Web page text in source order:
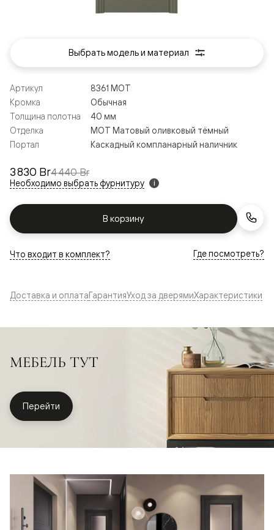
3 830 Br4 440 Br
Необходимо выбрать фурнитуру i
В корзину
Артикул
8361 МОТ
Кромка
Обычная
Толщина полотна
40 мм
Отделка
МОТ Матовый оливковый тёмный
Портал
Каскадный компланарный наличник
Что входит в комплект? Где посмотреть?
Выбрать модель и материал
Доставка и оплатаГарантияУход за дверямиХарактеристики
МЕБЕЛЬ ТУТ
Перейти